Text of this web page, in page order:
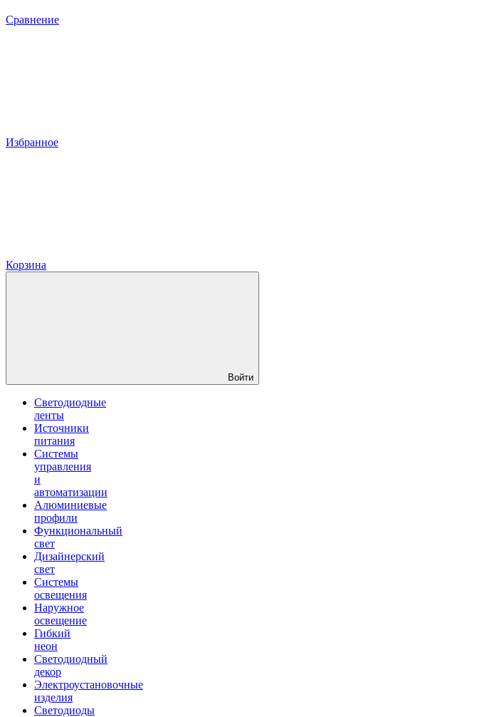
Сравнение
Избранное
Корзина
Войти
Светодиодные
ленты
Источники
питания
Системы
управления
и
автоматизации
Алюминиевые
профили
Функциональный
свет
Дизайнерский
свет
Системы
освещения
Наружное
освещение
Гибкий
неон
Светодиодный
декор
Электроустановочные
изделия
Светодиоды